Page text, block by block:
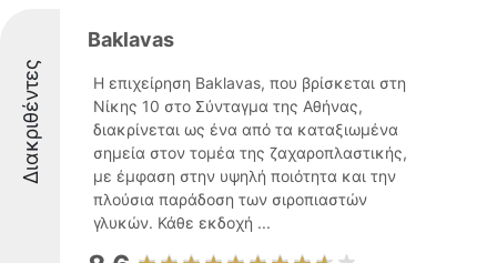
Διακριθέντες
Baklavas
Η επιχείρηση Baklavas, που βρίσκεται στη
Νίκης 10 στο Σύνταγμα της Αθήνας,
διακρίνεται ως ένα από τα καταξιωμένα
σημεία στον τομέα της ζαχαροπλαστικής,
με έμφαση στην υψηλή ποιότητα και την
πλούσια παράδοση των σιροπιαστών
γλυκών. Κάθε εκδοχή ...